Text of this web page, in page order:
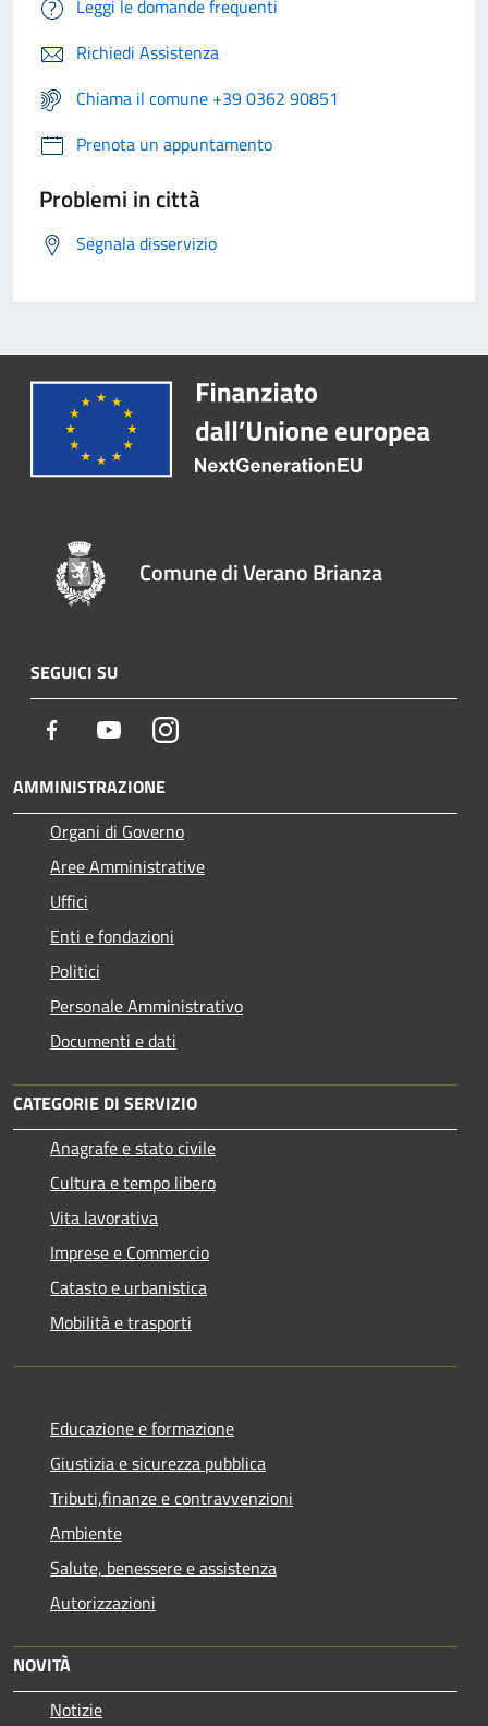
Leggi le domande frequenti
Richiedi Assistenza
Chiama il comune +39 0362 90851
Prenota un appuntamento
Problemi in città
Segnala disservizio
Comune di Verano Brianza
SEGUICI SU
Facebook YoutubeInstagram
AMMINISTRAZIONE
Organi di Governo
Aree Amministrative
Uffici
Enti e fondazioni
Politici
Personale Amministrativo
Documenti e dati
CATEGORIE DI SERVIZIO
Anagrafe e stato civile
Cultura e tempo libero
Vita lavorativa
Imprese e Commercio
Catasto e urbanistica
Mobilità e trasporti
Educazione e formazione
Giustizia e sicurezza pubblica
Tributi,finanze e contravvenzioni
Ambiente
Salute, benessere e assistenza
Autorizzazioni
NOVITÀ
Notizie